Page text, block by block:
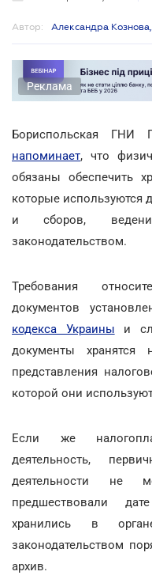
Автор: Александра
Реклама
Бориспольская
напоминает, что
обязаны обеспечить
которые используются
и сборов,
законодательством.
Требования
документов
кодекса Украины и
документы
представления
которой они
Если же
деятельность,
деятельности не
предшествовали
хранились в
законодательством
архив.